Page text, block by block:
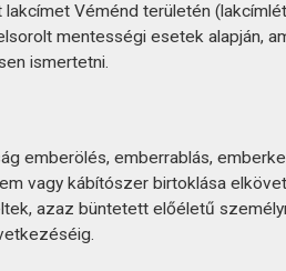
Véménd területén
mentességi esetek alapján,
ismertetni.
emberölés, emberrablás,
vagy kábítószer birtoklása
azaz büntetett előéletű